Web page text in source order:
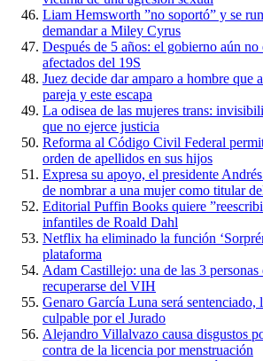
Liam Hemsworth ”no soportó” y se
demandar a Miley Cyrus
Después de 5 años: el gobierno aún no
afectados del 19S
Juez decide dar amparo a hombre que
pareja y este escapa
La odisea de las mujeres trans:
que no ejerce justicia
Reforma al Código Civil Federal
orden de apellidos en sus hijos
Expresa su apoyo, el presidente
de nombrar a una mujer como titular
Editorial Puffin Books quiere
infantiles de Roald Dahl
Netflix ha eliminado la función
plataforma
Adam Castillejo: una de las 3
recuperarse del VIH
Genaro García Luna será sentenciado,
culpable por el Jurado
Alejandro Villalvazo causa disgustos
contra de la licencia por menstruación